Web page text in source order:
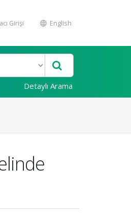
Girişi English
Detaylı Arama